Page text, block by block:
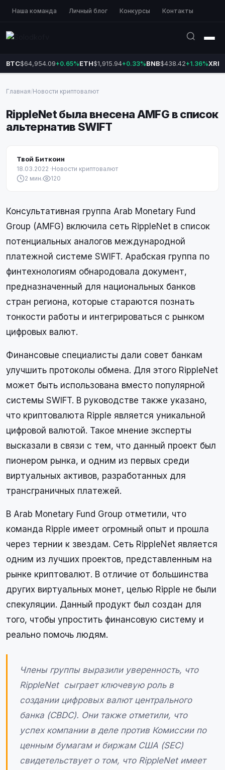
Наша команда Личный блог Конкурсы Контакты
BTC$64,954.09+0.65%ETH$1,915.94+0.33%BNB$438.42+1.36%XRP
Главная/Новости криптовалют
RippleNet была внесена AMFG в список
альтернатив SWIFT
Твой Биткоин
18.03.2022 ·Новости криптовалют
2 мин.
120
Консультативная группа Arab Monetary Fund
Group (AMFG) включила сеть RippleNet в список
потенциальных аналогов международной
платежной системе SWIFT. Арабская группа по
финтехнологиям обнародовала документ,
предназначенный для национальных банков
стран региона, которые стараются познать
тонкости работы и интегрироваться с рынком
цифровых валют.
Финансовые специалисты дали совет банкам
улучшить протоколы обмена. Для этого RippleNet
может быть использована вместо популярной
системы SWIFT. В руководстве также указано,
что криптовалюта Ripple является уникальной
цифровой валютой. Такое мнение эксперты
высказали в связи с тем, что данный проект был
пионером рынка, и одним из первых среди
виртуальных активов, разработанных для
трансграничных платежей.
В Arab Monetary Fund Group отметили, что
команда Ripple имеет огромный опыт и прошла
через тернии к звездам. Сеть RippleNet является
одним из лучших проектов, представленным на
рынке криптовалют. В отличие от большинства
других виртуальных монет, целью Ripple не были
спекуляции. Данный продукт был создан для
того, чтобы упростить финансовую систему и
реально помочь людям.
Члены группы выразили уверенность, что
RippleNet сыграет ключевую роль в
создании цифровых валют центрального
банка (CBDC). Они также отметили, что
успех компании в деле против Комиссии по
ценным бумагам и биржам США (SEC)
свидетельствует о том, что RippleNet имеет